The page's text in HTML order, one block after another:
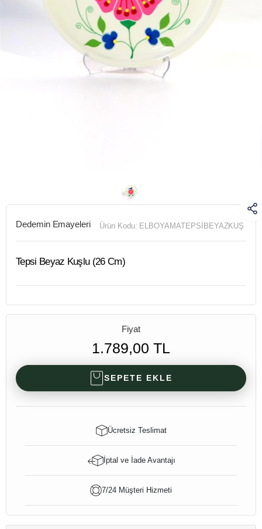
Dedemin Emayeleri Ürün Kodu: ELBOYAMATEPSİBEYAZKUŞ
Tepsi Beyaz Kuşlu (26 Cm)
Fiyat
1.789,00 TL
SEPETE EKLE
Ücretsiz Teslimat
İptal ve İade Avantajı
7/24 Müşteri Hizmeti